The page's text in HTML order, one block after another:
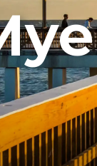
Reino
Turquía